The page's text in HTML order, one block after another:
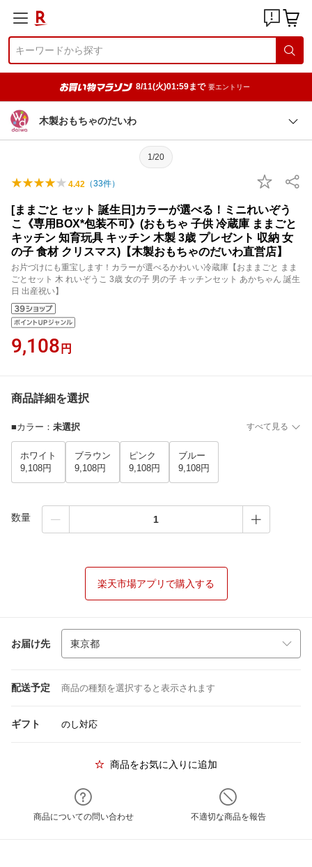
8/11(火)01:59まで 要エントリー
木製おもちゃのだいわ
1/20
4.42 （33件）
[ままごと セット 誕生日]カラーが選べる！ミニれいぞう
こ《専用BOX*包装不可》(おもちゃ 子供 冷蔵庫 ままごと
キッチン 知育玩具 キッチン 木製 3歳 プレゼント 収納 女
の子 食材 クリスマス)【木製おもちゃのだいわ直営店】
お片づけにも重宝します！カラーが選べるかわいい冷蔵庫【おままごと まま
ごとセット 木 れいぞうこ 3歳 女の子 男の子 キッチンセット あかちゃん 誕生
日 出産祝い】
9,108 円
商品詳細を選択
■カラー ： 未選択 すべて見る
ホワイト
9,108円
ブラウン
9,108円
ピンク
9,108円
ブルー
9,108円
数量
楽天市場アプリで購入する
お届け先
配送予定 商品の種類を選択すると表示されます
ギフト のし対応
商品をお気に入りに追加
商品についての問い合わせ 不適切な商品を報告